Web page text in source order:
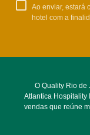
Ao enviar, estará
hotel com a
O Quality Rio de
Atlantica Hospitality
vendas que reúne